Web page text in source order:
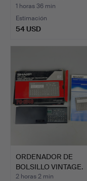
POSTERIORES, INCL…
1 horas 36 min
Estimación
54 USD
ORDENADOR DE
BOLSILLO VINTAGE.
2 horas 2 min